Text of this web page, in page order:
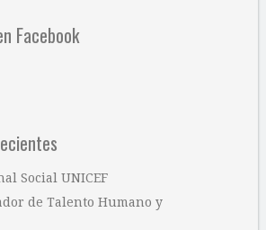
Facebook
Social UNICEF
de Talento Humano y